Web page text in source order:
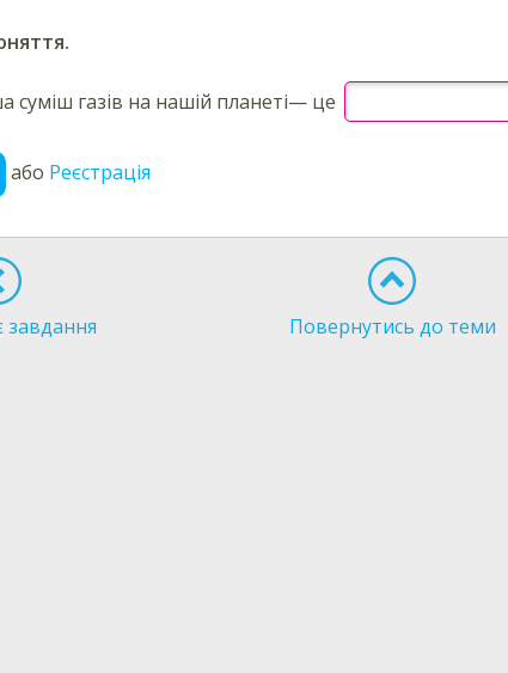
газів на нашій планеті— це
або Реєстрація
Повернутись до теми